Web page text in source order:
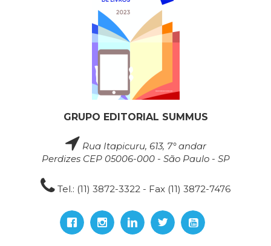
GRUPO EDITORIAL SUMMUS
Rua Itapicuru, 613, 7° andar
Perdizes CEP 05006-000 - São Paulo - SP
Tel.: (11) 3872-3322 - Fax (11) 3872-7476